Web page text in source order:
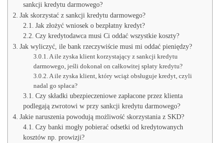
sankcji kredytu darmowego?
Jak skorzystać z sankcji kredytu darmowego?
Jak złożyć wniosek o bezpłatny kredyt?
Czy kredytodawca musi Ci oddać wszystkie koszty?
Jak wyliczyć, ile bank rzeczywiście musi mi oddać pieniędzy?
A ile zyska klient korzystający z sankcji kredytu
darmowego, jeśli dokonał on całkowitej spłaty kredytu?
A ile zyska klient, który wciąż obsługuje kredyt, czyli
nadal go spłaca?
Czy składki ubezpieczeniowe zapłacone przez klienta
podlegają zwrotowi w przy sankcji kredytu darmowego?
Jakie naruszenia powodują możliwość skorzystania z SKD?
Czy banki mogły pobierać odsetki od kredytowanych
kosztów np. prowizji?